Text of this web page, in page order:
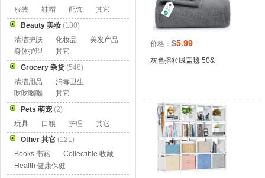
价格： $5.99
灰色摇粒绒盖毯 50&
服装
鞋帽 配饰
其它
Beauty 美妆 (180)
清洁护肤
化妆品
美发产品
身体护理
其它
Grocery 杂货(548)
清洁用品
消毒卫生
吃吃喝喝
其它
Pets 萌宠 (2)
玩具
口粮 护理
其它
Other 其它 (121)
Books 书籍
Collectible 收藏
Health 健康保健